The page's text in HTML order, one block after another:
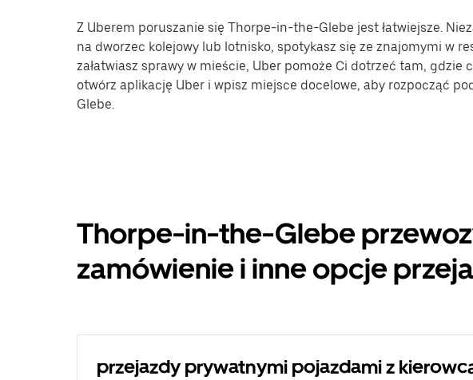
Z Uberem poruszanie się Thorpe-in-the-Glebe jest łatwiejsze.
na dworzec kolejowy lub lotnisko, spotykasz się ze znajomymi w
załatwiasz sprawy w mieście, Uber pomoże Ci dotrzeć tam, gdzie
otwórz aplikację Uber i wpisz miejsce docelowe, aby rozpocząć
Glebe.
Thorpe-in-the-Glebe
zamówienie i inne opcje
przejazdy prywatnymi pojazdami z